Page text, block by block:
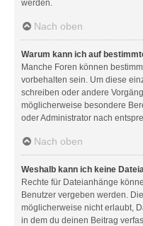
werden.
Nach oben
Warum kann ich auf
Manche Foren können
vorbehalten sein. Um diese
schreiben oder andere
möglicherweise besondere
oder Administrator nach
Nach oben
Weshalb kann ich keine
Rechte für Dateianhänge
Benutzer vergeben werden.
möglicherweise nicht erlaubt,
in dem du deinen Beitrag